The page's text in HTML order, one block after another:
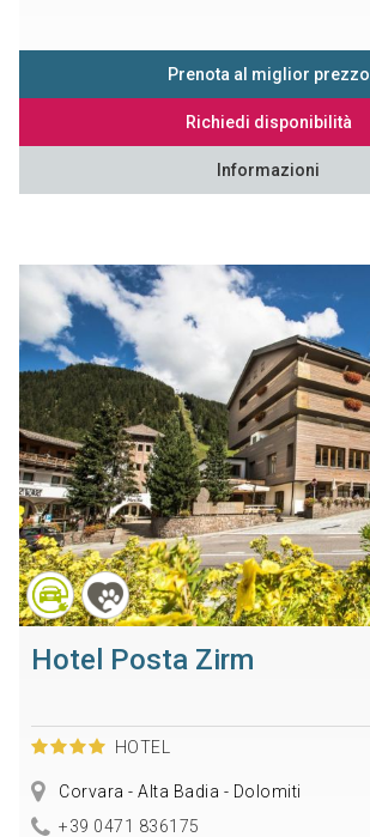
Prenota al miglior prezzo
Richiedi disponibilità
Informazioni
Hotel Posta Zirm
HOTEL
Corvara - Alta Badia - Dolomiti
+39 0471 836175